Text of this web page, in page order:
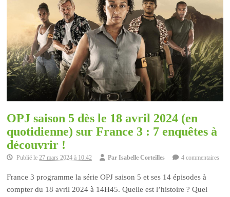
OPJ saison 5 dès le 18 avril 2024 (en
quotidienne) sur France 3 : 7 enquêtes à
découvrir !
Publié le 27 mars 2024 à 10:42 ParIsabelle Corteilles 4 commentaires
France 3 programme la série OPJ saison 5 et ses 14 épisodes à
compter du 18 avril 2024 à 14H45. Quelle est l’histoire ? Quel